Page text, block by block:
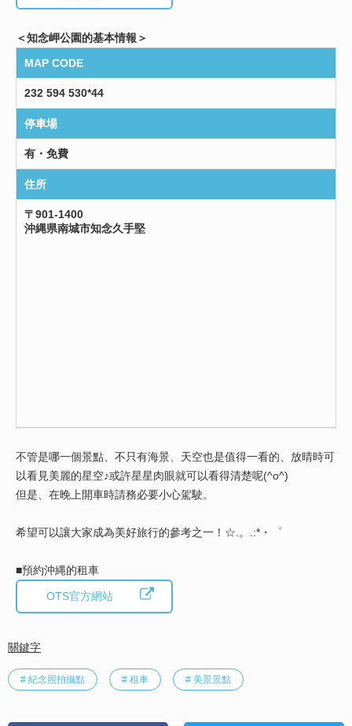
＜知念岬公園的基本情報＞
MAP CODE
232 594 530*44
停車場
有・免費
住所
〒901-1400
沖縄県南城市知念久手堅
不管是哪一個景點、不只有海景、天空也是值得一看的、放晴時可
以看見美麗的星空♪或許星星肉眼就可以看得清楚呢(^o^)
但是、在晚上開車時請務必要小心駕駛。
希望可以讓大家成為美好旅行的參考之一！☆.。.:*・゜
■預約沖縄的租車
OTS官方網站
關鍵字
# 紀念照拍攝點 # 租車 # 美景景點